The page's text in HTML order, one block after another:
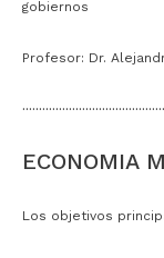
gobiernos
Profesor: Dr.
ECONOMIA
Los objetivos